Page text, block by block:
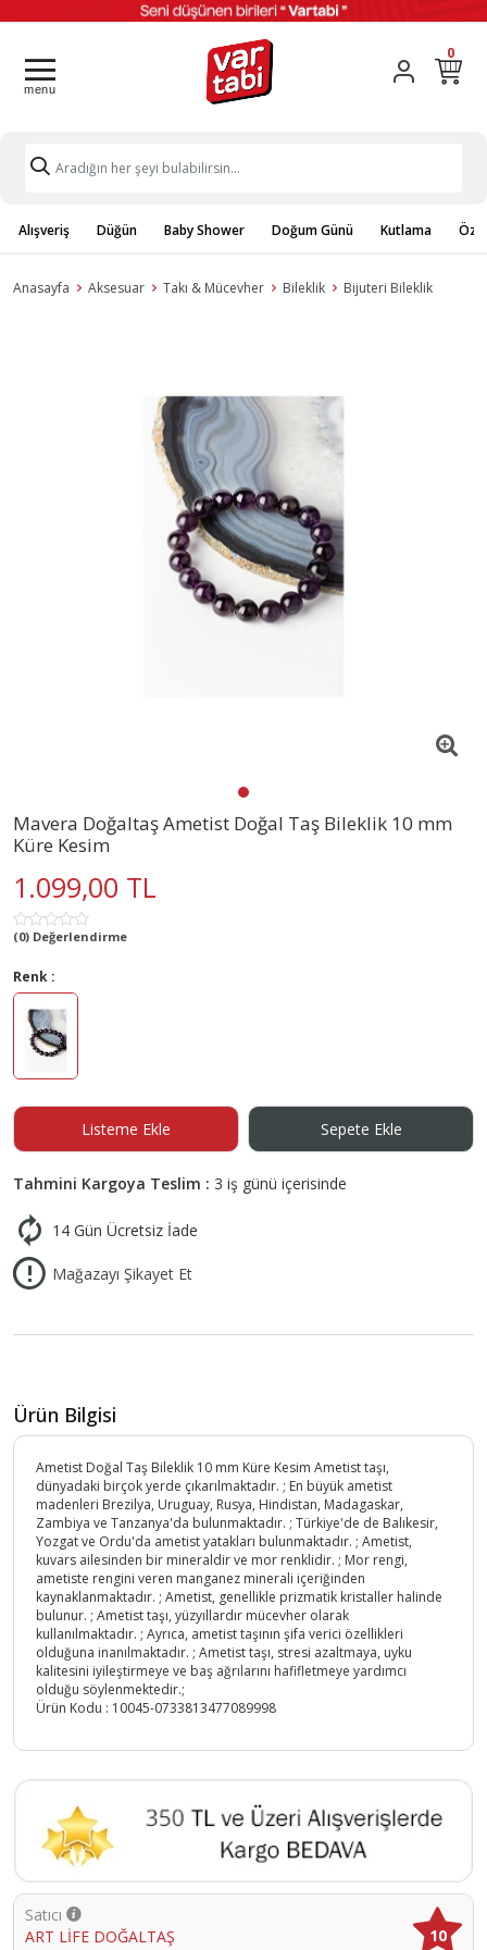
0
Alışveriş Düğün Baby Shower Doğum Günü Kutlama
Anasayfa Aksesuar Takı & Mücevher Bileklik Bijuteri Bileklik
Mavera Doğaltaş Ametist Doğal Taş Bileklik 10 mm
Küre Kesim
1.099,00 TL
(0) Değerlendirme
Renk :
Listeme Ekle Sepete Ekle
Tahmini Kargoya Teslim : 3 iş günü içerisinde
14 Gün Ücretsiz İade
Mağazayı Şikayet Et
Ürün Bilgisi
Ametist Doğal Taş Bileklik 10 mm Küre Kesim Ametist taşı,
dünyadaki birçok yerde çıkarılmaktadır. ; En büyük ametist
madenleri Brezilya, Uruguay, Rusya, Hindistan, Madagaskar,
Zambiya ve Tanzanya'da bulunmaktadır. ; Türkiye'de de Balıkesir,
Yozgat ve Ordu'da ametist yatakları bulunmaktadır. ; Ametist,
kuvars ailesinden bir mineraldir ve mor renklidir. ; Mor rengi,
ametiste rengini veren manganez minerali içeriğinden
kaynaklanmaktadır. ; Ametist, genellikle prizmatik kristaller halinde
bulunur. ; Ametist taşı, yüzyıllardır mücevher olarak
kullanılmaktadır. ; Ayrıca, ametist taşının şifa verici özellikleri
olduğuna inanılmaktadır. ; Ametist taşı, stresi azaltmaya, uyku
kalitesini iyileştirmeye ve baş ağrılarını hafifletmeye yardımcı
olduğu söylenmektedir.;
Ürün Kodu : 10045-0733813477089998
Satıcı
ART LİFE DOĞALTAŞ
10